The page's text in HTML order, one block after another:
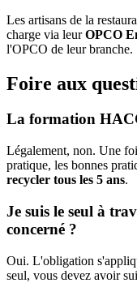
Les artisans de la
charge via leurOPCO
l'OPCO de leur branche.
Foire aux
La formation
Légalement, non. Une
pratique, les bonnes
recycler tous les 5 ans.
Je suis le seul à
concerné ?
Oui. L'obligation
seul, vous devez avoir